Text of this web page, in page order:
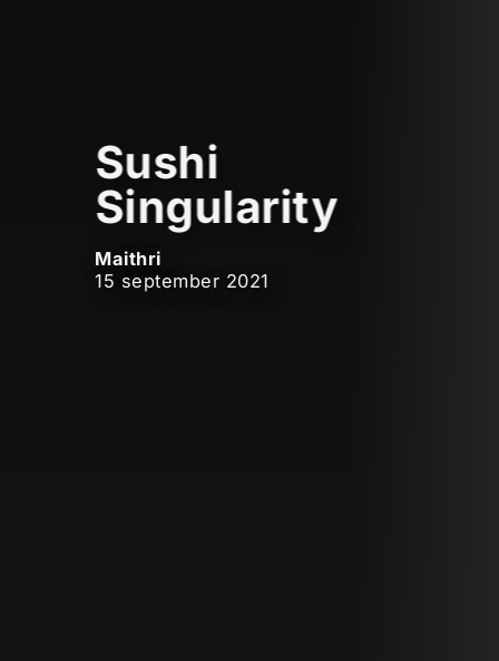
Sushi
Singularity
Maithri
15 september 2021